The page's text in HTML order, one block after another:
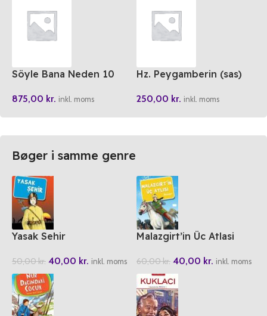
Söyle Bana Neden 10
875,00 kr. inkl. moms
Hz. Peygamberin (sas)
250,00 kr. inkl. moms
Bøger i samme genre
Yasak Sehir
50,00kr. 40,00 kr. inkl. moms
Malazgirt’in Üc Atlasi
60,00kr. 40,00 kr. inkl. moms